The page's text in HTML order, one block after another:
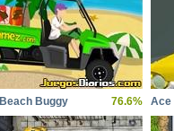
Beach Buggy 76.6% Ace